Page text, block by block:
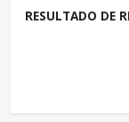
RESULTADO DE